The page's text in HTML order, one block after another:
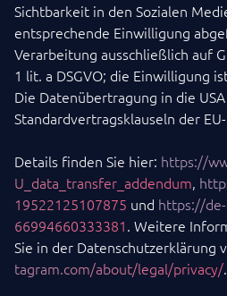
Sichtbarkeit in den Sozialen
entsprechende Einwilligung
Verarbeitung ausschließlich auf
1 lit. a DSGVO; die Einwilligung
Die Datenübertragung in die
Standardvertragsklauseln der
Details finden Sie hier: https://
U_data_transfer_addendum,
19522125107875 und https://
66994660333381. Weitere
Sie in der Datenschutzerklärung
tagram.com/about/legal/privacy/.